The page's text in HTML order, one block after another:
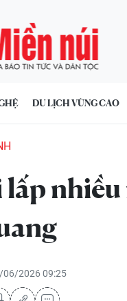
DU LỊCH VÙNG CAO
nhiều
06/2026 09:25